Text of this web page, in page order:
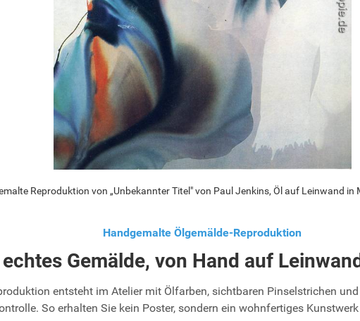
Reproduktion von „Unbekannter Titel" von Paul Jenkins, Öl auf Leinwand
Handgemalte Ölgemälde-Reproduktion
echtes Gemälde, von Hand auf
entsteht im Atelier mit Ölfarben, sichtbaren Pinselstrichen
So erhalten Sie kein Poster, sondern ein wohnfertiges